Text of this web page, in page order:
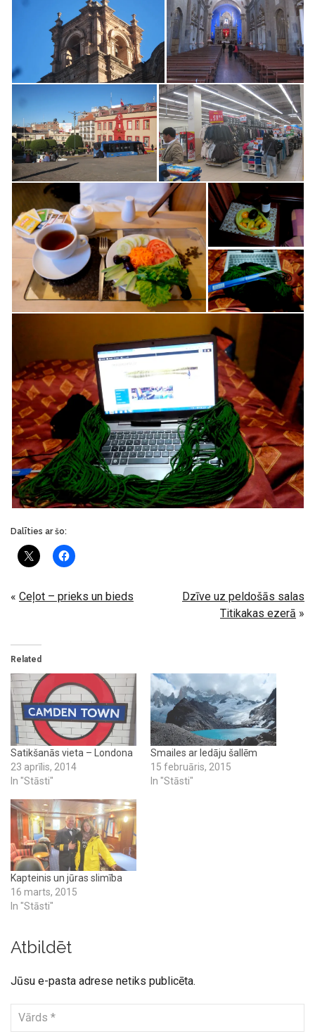
Dalīties ar šo:
« Ceļot – prieks un bieds
Dzīve uz peldošās salas
Titikakas ezerā »
Related
Satikšanās vieta – Londona
23 aprīlis, 2014
In "Stāsti"
Smailes ar ledāju šallēm
15 februāris, 2015
In "Stāsti"
Kapteinis un jūras slimība
16 marts, 2015
In "Stāsti"
Atbildēt
Jūsu e-pasta adrese netiks publicēta.